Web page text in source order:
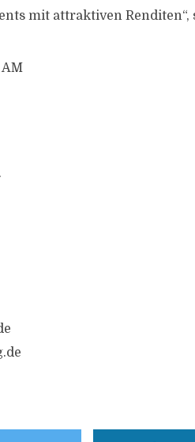
mit attraktiven Renditen“,